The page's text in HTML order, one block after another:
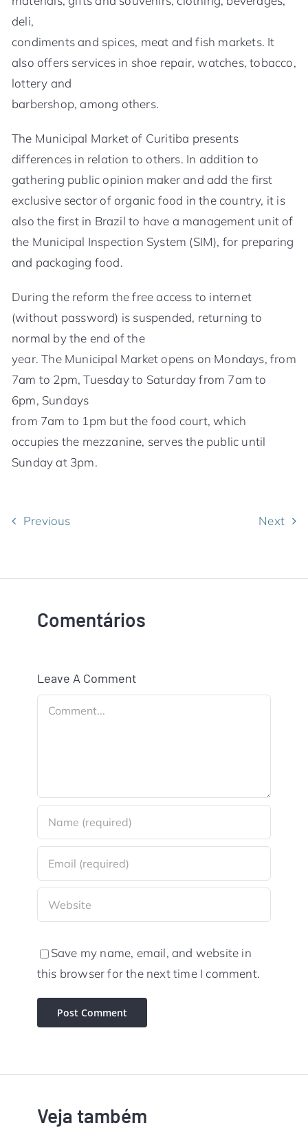
deli,
condiments and spices, meat and fish markets. It
also offers services in shoe repair, watches, tobacco,
lottery and
barbershop, among others.
The Municipal Market of Curitiba presents
differences in relation to others. In addition to
gathering public opinion maker and add the first
exclusive sector of organic food in the country, it is
also the first in Brazil to have a management unit of
the Municipal Inspection System (SIM), for preparing
and packaging food.
During the reform the free access to internet
(without password) is suspended, returning to
normal by the end of the
year. The Municipal Market opens on Mondays, from
7am to 2pm, Tuesday to Saturday from 7am to
6pm, Sundays
from 7am to 1pm but the food court, which
occupies the mezzanine, serves the public until
Sunday at 3pm.
Previous Next
Comentários
Leave A Comment
Comment
Save my name, email, and website in
this browser for the next time I comment.
Veja também